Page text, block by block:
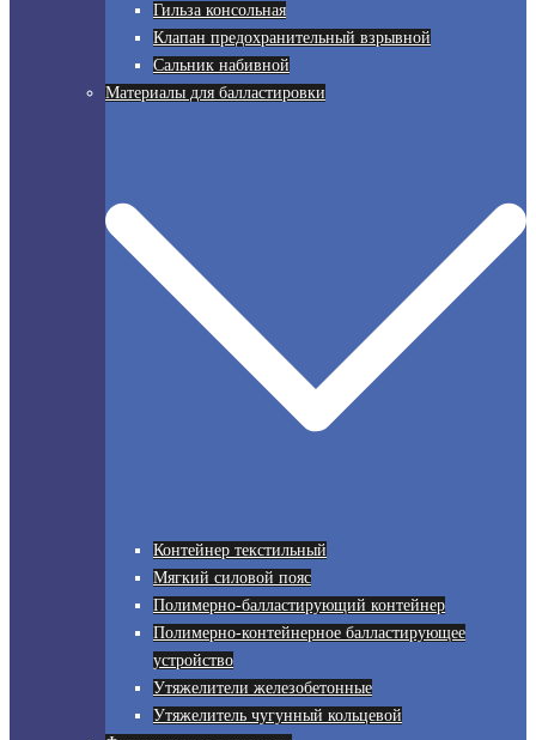
Гильза консольная
Клапан предохранительный взрывной
Сальник набивной
Материалы для балластировки
Контейнер текстильный
Мягкий силовой пояс
Полимерно-балластирующий контейнер
Полимерно-контейнерное балластирующее
устройство
Утяжелители железобетонные
Утяжелитель чугунный кольцевой